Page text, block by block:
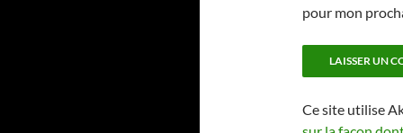
pour mon
Ce site utilise